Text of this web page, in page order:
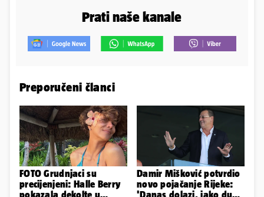
Prati naše kanale
Preporučeni članci
FOTO Grudnjaci su
precijenjeni: Halle Berry
pokazala dekolte u
Damir Mišković potvrdio
novo pojačanje Rijeke:
'Danas dolazi, jako dugo